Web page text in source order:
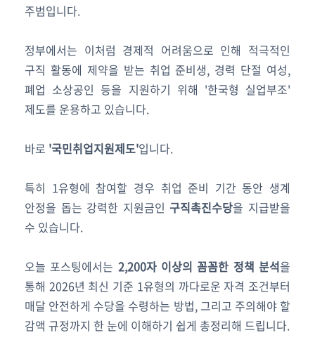
주범입니다.
정부에서는 이처럼 경제적 어려움으로 인해 적극적인
구직 활동에 제약을 받는 취업 준비생, 경력 단절 여성,
폐업 소상공인 등을 지원하기 위해 '한국형 실업부조'
제도를 운용하고 있습니다.
바로 '국민취업지원제도'입니다.
특히 1유형에 참여할 경우 취업 준비 기간 동안 생계
안정을 돕는 강력한 지원금인구직촉진수당을 지급받을
수 있습니다.
오늘 포스팅에서는 2,200자 이상의 꼼꼼한 정책 분석을
통해 2026년 최신 기준 1유형의 까다로운 자격 조건부터
매달 안전하게 수당을 수령하는 방법, 그리고 주의해야 할
감액 규정까지 한 눈에 이해하기 쉽게 총정리해 드립니다.